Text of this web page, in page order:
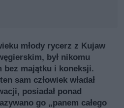
młody rycerz z Kujaw
był nikomu
bez majątku i koneksji.
sam człowiek władał
posiadał ponad
go „panem całego